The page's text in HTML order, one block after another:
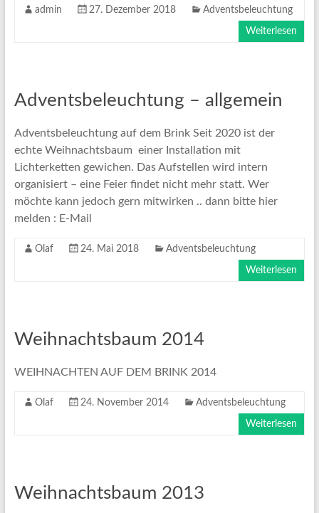
admin 27. Dezember 2018 Adventsbeleuchtung
Weiterlesen
Adventsbeleuchtung – allgemein
Adventsbeleuchtung auf dem Brink Seit 2020 ist der
echte Weihnachtsbaum einer Installation mit
Lichterketten gewichen. Das Aufstellen wird intern
organisiert – eine Feier findet nicht mehr statt. Wer
möchte kann jedoch gern mitwirken .. dann bitte hier
melden : E-Mail
Olaf 24. Mai 2018 Adventsbeleuchtung
Weiterlesen
Weihnachtsbaum 2014
WEIHNACHTEN AUF DEM BRINK 2014
Olaf 24. November 2014 Adventsbeleuchtung
Weiterlesen
Weihnachtsbaum 2013